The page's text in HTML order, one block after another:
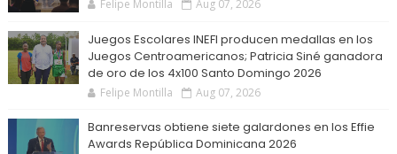
Felipe Montilla Aug 07, 2026
Juegos Escolares INEFI producen medallas en los
Juegos Centroamericanos; Patricia Siné ganadora
de oro de los 4x100 Santo Domingo 2026
Felipe Montilla Aug 07, 2026
Banreservas obtiene siete galardones en los Effie
Awards República Dominicana 2026